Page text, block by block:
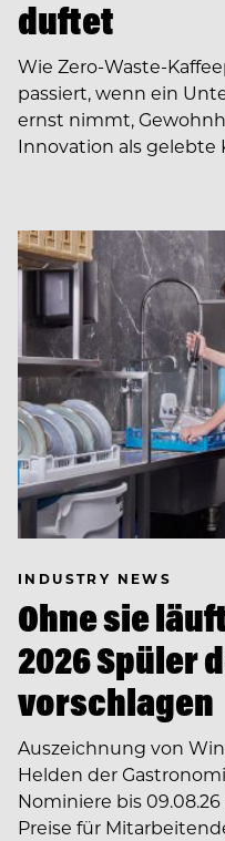
duftet
Wie Zero-Waste-
passiert, wenn ein
ernst nimmt,
Innovation als gelebte
INDUSTRY NEWS
Ohne sie
2026 Spüler
vorschlagen
Auszeichnung von
Helden der
Nominiere bis
Preise für